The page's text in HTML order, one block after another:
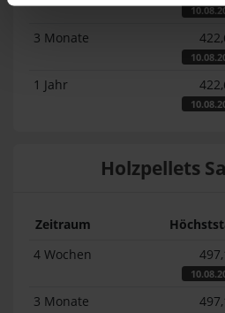
3 Monate
1 Jahr
Holzpellets
Zeitraum
4 Wochen
3 Monate